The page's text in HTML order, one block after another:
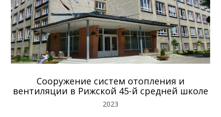
Сооружение систем отопления и
вентиляции в Рижской 45-й средней школе
2023